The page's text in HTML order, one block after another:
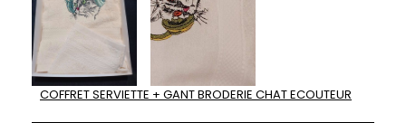
COFFRET SERVIETTE + GANT BRODERIE CHAT ECOUTEUR